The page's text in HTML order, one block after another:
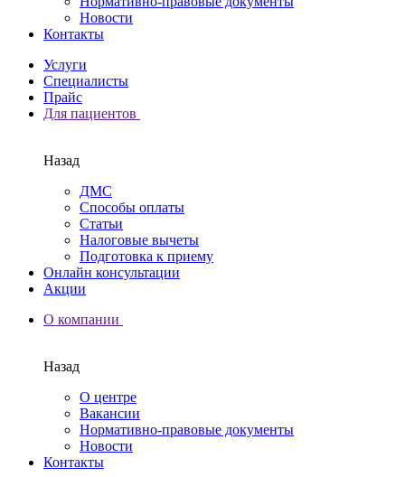
Новости
Контакты
Услуги
Специалисты
Прайс
Для пациентов
Назад
ДМС
Способы оплаты
Статьи
Налоговые вычеты
Подготовка к приему
Онлайн консультации
Акции
О компании
Назад
О центре
Вакансии
Нормативно-правовые документы
Новости
Контакты